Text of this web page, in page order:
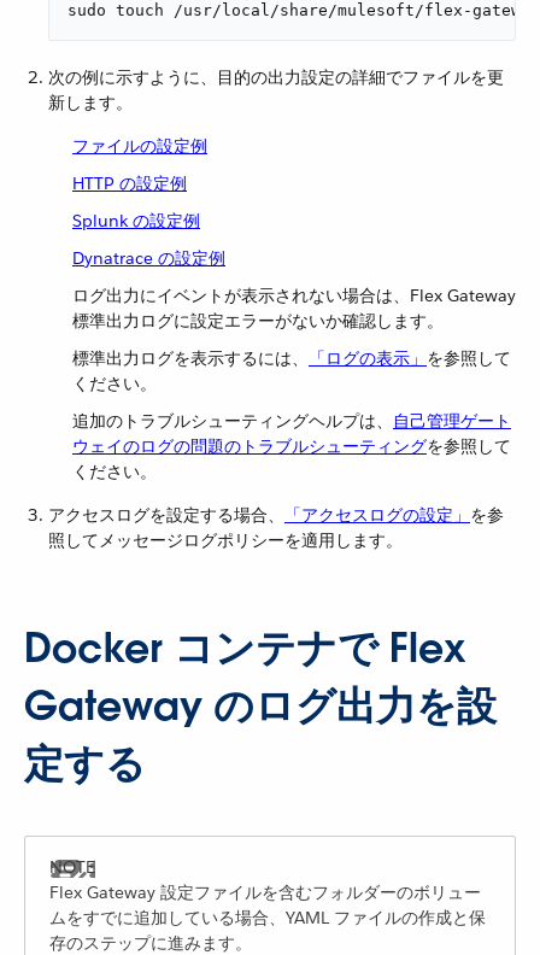
sudo touch /usr/local/share/mulesoft/flex-
次の例に示すように、目的の出力設定の詳細でファイルを更
新します。
ファイルの設定例
HTTP の設定例
Splunk の設定例
Dynatrace の設定例
ログ出力にイベントが表示されない場合は、Flex Gateway
標準出力ログに設定エラーがないか確認します。
標準出力ログを表示するには、​
「ログの表示」 ​を参照して
ください。
追加のトラブルシューティングヘルプは、
自己管理ゲート
ウェイのログの問題のトラブルシューティングを参照して
ください。
アクセスログを設定する場合、​
「アクセスログの設定」 ​を参
照してメッセージログポリシーを適用します。
Docker コンテナで Flex
Gateway のログ出力を設
定する
Flex Gateway 設定ファイルを含むフォルダーのボリュー
ムをすでに追加している場合、YAML ファイルの作成と保
存のステップに進みます。